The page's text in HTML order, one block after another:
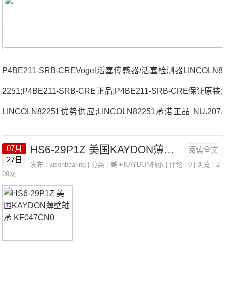
P4BE211-SRB-CREVogel活塞传感器/活塞检测器LINCOLN8
2251;P4BE211-SRB-CRE正品;P4BE211-SRB-CRE保证原装;
LINCOLN82251优势供应;LINCOLN82251承诺正品 NU.207.
法国SNR轴承3318价格SCO.213-65NJ206EG1C3法国SNR轴
承3318参数3318价格,3318采购 热销型号推荐：3318，FCB2
2464H HS6-29P1Z，P4BE211-SRB-CRE热销品牌推荐：US
FLZ.201NK18/20R33183318价格,3318采购3318
阅读全文
07月
27日
HS6-29P1Z 美国KAYDON薄壁轴承 KF047CN0
发布 :visonbearing | 分类 :美国KAYDON轴承 | 评论 : 0 | 浏览 : 2
09次